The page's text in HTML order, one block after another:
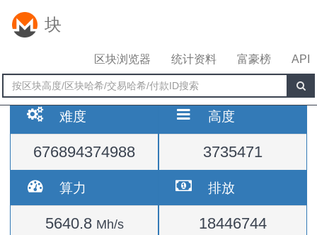
块
区块浏览器 统计资料 富豪榜 API
难度
676894374988
高度
3735471
算力
5640.8 Mh/s
排放
18446744